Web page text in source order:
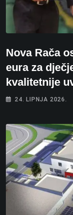
Nova Rača
eura za
kvalitetnije
24. LIPNJA 2026.